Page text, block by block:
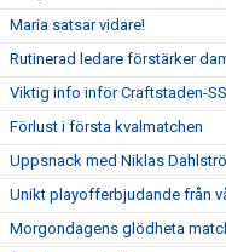
Maria satsar vidare!
Rutinerad ledare förstärker
Viktig info inför Craftstaden-
Förlust i första kvalmatchen
Uppsnack med Niklas
Unikt playofferbjudande från
Morgondagens glödheta